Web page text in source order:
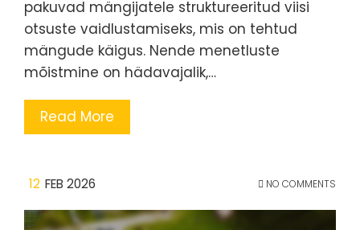
pakuvad mängijatele struktureeritud viisi
otsuste vaidlustamiseks, mis on tehtud
mängude käigus. Nende menetluste
mõistmine on hädavajalik,…
Read More
12 FEB 2026 NO COMMENTS